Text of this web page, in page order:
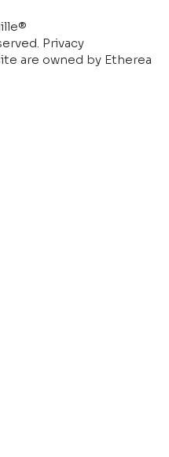
Privacy
are owned by Etherea